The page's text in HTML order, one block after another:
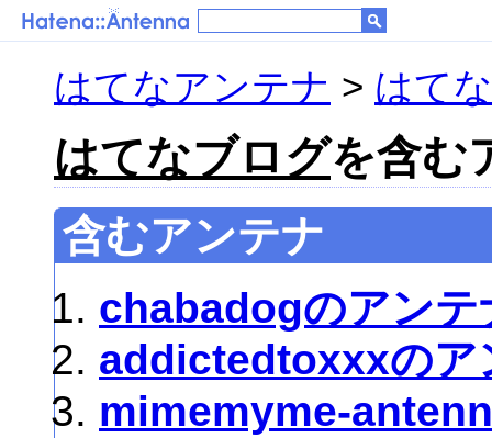
はてなアンテナ > はて
はてなブログを含む
含むアンテナ
chabadogのアンテ
addictedtoxxxのア
mimemyme-